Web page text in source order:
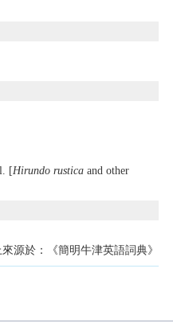
[Hirundo rusticaand other
來源於：《簡明牛津英語詞典》